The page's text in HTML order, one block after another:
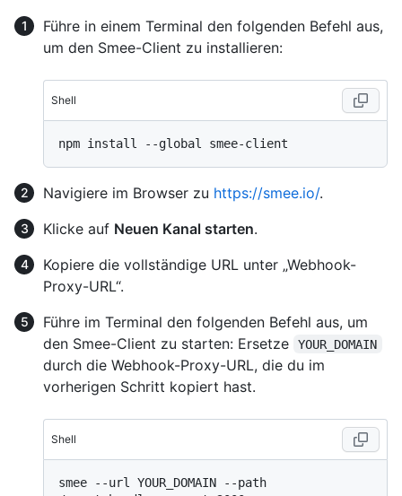
Führe in einem Terminal den folgenden Befehl aus,
um den Smee-Client zu installieren:
Shell
Navigiere im Browser zu https://smee.io/.
Klicke auf Neuen Kanal starten.
Kopiere die vollständige URL unter „Webhook-
Proxy-URL“.
Führe im Terminal den folgenden Befehl aus, um
den Smee-Client zu starten: Ersetze
YOUR_DOMAIN
durch die Webhook-Proxy-URL, die du im
vorherigen Schritt kopiert hast.
Shell
smee --url YOUR_DOMAIN --path